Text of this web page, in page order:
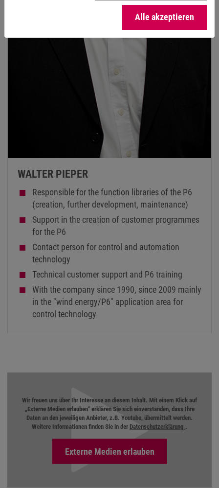
WALTER PIEPER
Responsible for the function libraries of the P6
(creation, further development, maintenance)
Support in the creation of customer programmes
for the P6
Contact person for control and automation
technology
Technical customer support and P6 training
With the company since 1990, since 2009 mainly
in the "wind energy/P6" application area for
control technology
Wir freuen uns über Ihr Interesse an diesem Inhalt. Mit einem Klick auf
„Externe Medien erlauben“ erklären Sie sich einverstanden, dass Ihre
Daten an den jeweiligen Anbieter, z.B. Youtube, übermittelt werden.
Weitere Informationen finden Sie in der Datenschutzerklärung .
Alle akzeptieren